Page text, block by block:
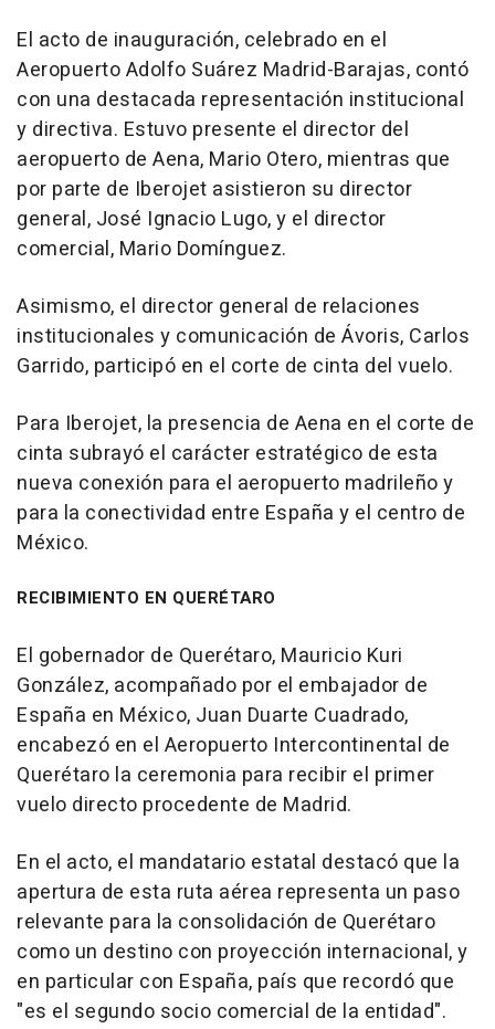
El acto de inauguración, celebrado en el
Aeropuerto Adolfo Suárez Madrid-Barajas, contó
con una destacada representación institucional
y directiva. Estuvo presente el director del
aeropuerto de Aena, Mario Otero, mientras que
por parte de Iberojet asistieron su director
general, José Ignacio Lugo, y el director
comercial, Mario Domínguez.
Asimismo, el director general de relaciones
institucionales y comunicación de Ávoris, Carlos
Garrido, participó en el corte de cinta del vuelo.
Para Iberojet, la presencia de Aena en el corte de
cinta subrayó el carácter estratégico de esta
nueva conexión para el aeropuerto madrileño y
para la conectividad entre España y el centro de
México.
RECIBIMIENTO EN QUERÉTARO
El gobernador de Querétaro, Mauricio Kuri
González, acompañado por el embajador de
España en México, Juan Duarte Cuadrado,
encabezó en el Aeropuerto Intercontinental de
Querétaro la ceremonia para recibir el primer
vuelo directo procedente de Madrid.
En el acto, el mandatario estatal destacó que la
apertura de esta ruta aérea representa un paso
relevante para la consolidación de Querétaro
como un destino con proyección internacional, y
en particular con España, país que recordó que
"es el segundo socio comercial de la entidad".